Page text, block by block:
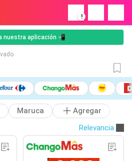
!
nuestra aplicación 📲
Maruca
Agregar
Relevancia